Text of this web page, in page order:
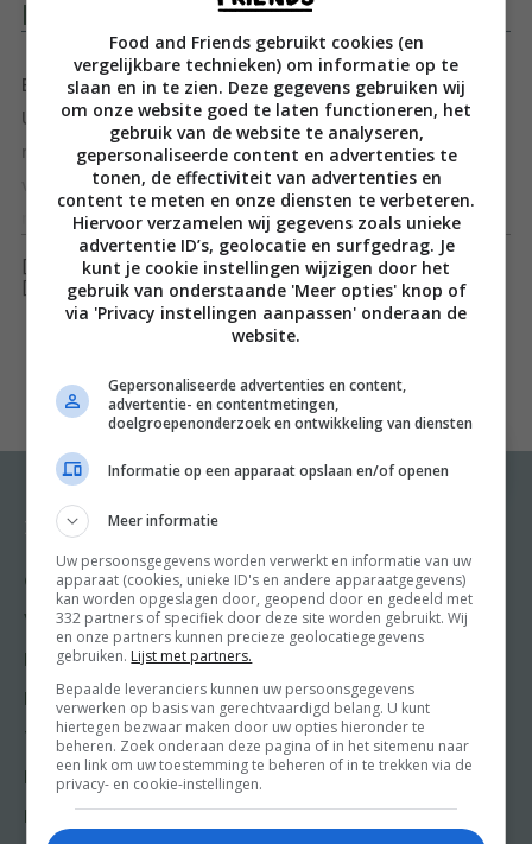
Productomschrijving
Eten in … is de nieuwe reis- & kookserie van Kosmos
Uitgevers over de wereldberoemde Italiaanse keuken,
met Recepten uit Rome als eerste deel: een
verzameling van de mooiste gerechten uit een van de
mooiste en lekkerste steden ter wereld, beroemd om
haar iconische bezienswaardigheden en lokale
trattoria’s.
doorgegeven, zoals Pittige cacio e pepe en
familiefavoriet Saltimbocca alla Romana, dit keer met
zeebaars gewikkeld in parmaham en salie. Én die
nieuwe, spannende gerechten waar de Romeinen
vandaag de dag van genieten, zoals de Vurige Chili
Sorbet, die de gloed en kleur van deze bruisende stad
echt op je bord vangt.
n
n
Recepten uit Romeis een heel jaar vakantie vieren in
eigen keuken en wegdromen met deze geweldige,
verrassende blik op een van de lekkerste eetsteden van
de wereld. Dit Italiaanse kookboek mag niet ontbreken
in je collectie.
Toon meer
[ywfbt_form product_id="35811"]
[recently_viewed_products]
Recepten
Gangen
Voorgerecht
Hoofdgerecht
Nagerecht
Tussengerecht
Lunch recepten
Shop
Food & Travel
Kooktips
Win
Food and Friends gebruikt cookies (en
vergelijkbare technieken) om informatie op te
slaan en in te zien. Deze gegevens gebruiken wij
om onze website goed te laten functioneren, het
gebruik van de website te analyseren,
gepersonaliseerde content en advertenties te
tonen, de effectiviteit van advertenties en
content te meten en onze diensten te verbeteren.
Hiervoor verzamelen wij gegevens zoals unieke
advertentie ID’s, geolocatie en surfgedrag. Je
kunt je cookie instellingen wijzigen door het
gebruik van onderstaande 'Meer opties' knop of
via 'Privacy instellingen aanpassen' onderaan de
website.
Gepersonaliseerde advertenties en content,
advertentie- en contentmetingen,
doelgroepenonderzoek en ontwikkeling van diensten
Informatie op een apparaat opslaan en/of openen
Meer informatie
Uw persoonsgegevens worden verwerkt en informatie van uw
apparaat (cookies, unieke ID's en andere apparaatgegevens)
kan worden opgeslagen door, geopend door en gedeeld met
332 partners of specifiek door deze site worden gebruikt. Wij
en onze partners kunnen precieze geolocatiegegevens
gebruiken. Lijst met partners.
Bepaalde leveranciers kunnen uw persoonsgegevens
verwerken op basis van gerechtvaardigd belang. U kunt
hiertegen bezwaar maken door uw opties hieronder te
beheren. Zoek onderaan deze pagina of in het sitemenu naar
een link om uw toestemming te beheren of in te trekken via de
privacy- en cookie-instellingen.